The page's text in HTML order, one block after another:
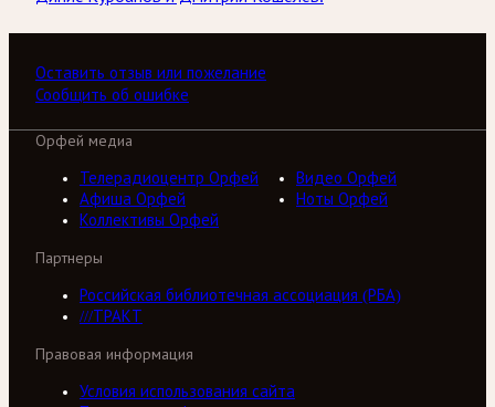
Оставить отзыв или пожелание
Сообщить об ошибке
Орфей медиа
Телерадиоцентр Орфей
Видео Орфей
Афиша Орфей
Ноты Орфей
Коллективы Орфей
Партнеры
Российская библиотечная ассоциация (РБА)
///ТРАКТ
Правовая информация
Условия использования сайта